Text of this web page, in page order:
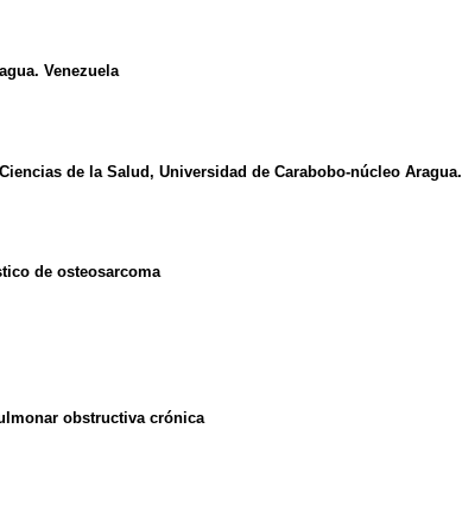
Venezuela
de la Salud, Universidad de Carabobo-núcleo Aragua.
de osteosarcoma
obstructiva crónica